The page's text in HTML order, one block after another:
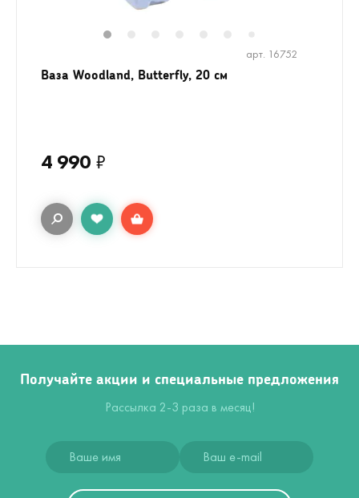
арт. 16752
Ваза Woodland, Butterfly, 20 см
4 990 ₽
Получайте акции и специальные предложения
Рассылка 2-3 раза в месяц!